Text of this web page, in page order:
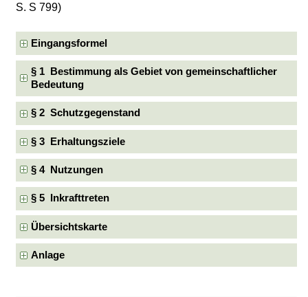
S. S 799)
Eingangsformel
§ 1 Bestimmung als Gebiet von gemeinschaftlicher
Bedeutung
§ 2 Schutzgegenstand
§ 3 Erhaltungsziele
§ 4 Nutzungen
§ 5 Inkrafttreten
Übersichtskarte
Anlage